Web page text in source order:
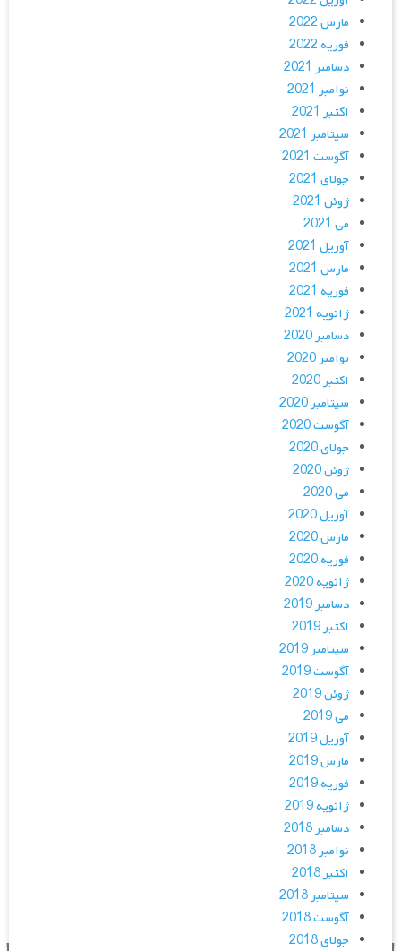
مارس 2022
فوریه 2022
دسامبر 2021
نوامبر 2021
اکتبر 2021
سپتامبر 2021
آگوست 2021
جولای 2021
ژوئن 2021
می 2021
آوریل 2021
مارس 2021
فوریه 2021
ژانویه 2021
دسامبر 2020
نوامبر 2020
اکتبر 2020
سپتامبر 2020
آگوست 2020
جولای 2020
ژوئن 2020
می 2020
آوریل 2020
مارس 2020
فوریه 2020
ژانویه 2020
دسامبر 2019
اکتبر 2019
سپتامبر 2019
آگوست 2019
ژوئن 2019
می 2019
آوریل 2019
مارس 2019
فوریه 2019
ژانویه 2019
دسامبر 2018
نوامبر 2018
اکتبر 2018
سپتامبر 2018
آگوست 2018
جولای 2018